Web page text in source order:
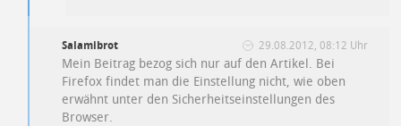
Salamibrot 29.08.2012, 08:12 Uhr
Mein Beitrag bezog sich nur auf den Artikel. Bei
Firefox findet man die Einstellung nicht, wie oben
erwähnt unter den Sicherheitseinstellungen des
Browser.